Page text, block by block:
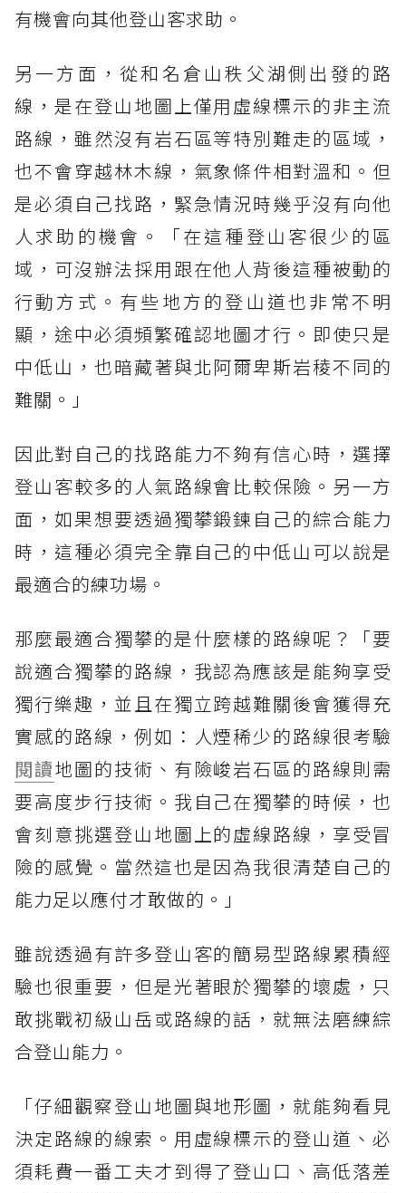
有機會向其他登山客求助。
另一方面，從和名倉山秩父湖側出發的路
線，是在登山地圖上僅用虛線標示的非主流
路線，雖然沒有岩石區等特別難走的區域，
也不會穿越林木線，氣象條件相對溫和。但
是必須自己找路，緊急情況時幾乎沒有向他
人求助的機會。「在這種登山客很少的區
域，可沒辦法採用跟在他人背後這種被動的
行動方式。有些地方的登山道也非常不明
顯，途中必須頻繁確認地圖才行。即使只是
中低山，也暗藏著與北阿爾卑斯岩稜不同的
難關。」
因此對自己的找路能力不夠有信心時，選擇
登山客較多的人氣路線會比較保險。另一方
面，如果想要透過獨攀鍛鍊自己的綜合能力
時，這種必須完全靠自己的中低山可以說是
最適合的練功場。
那麼最適合獨攀的是什麼樣的路線呢？「要
說適合獨攀的路線，我認為應該是能夠享受
獨行樂趣，並且在獨立跨越難關後會獲得充
實感的路線，例如：人煙稀少的路線很考驗
閱讀地圖的技術、有險峻岩石區的路線則需
要高度步行技術。我自己在獨攀的時候，也
會刻意挑選登山地圖上的虛線路線，享受冒
險的感覺。當然這也是因為我很清楚自己的
能力足以應付才敢做的。」
雖說透過有許多登山客的簡易型路線累積經
驗也很重要，但是光著眼於獨攀的壞處，只
敢挑戰初級山岳或路線的話，就無法磨練綜
合登山能力。
「仔細觀察登山地圖與地形圖，就能夠看見
決定路線的線索。用虛線標示的登山道、必
須耗費一番工夫才到得了登山口、高低落差